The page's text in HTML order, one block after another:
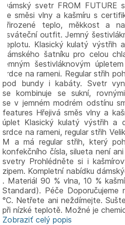
Dámský svetr FROM
ze směsi vlny a kašmíru s
přirozené teplo, měkkost a
i sváteční outfit. Jemný
teplotu. Klasický kulatý výstřih
dámského šatníku pro celou
jemným šestivláknovým
srdce na rameni. Regular střih
pod bundy i kabáty. Svetr
se kombinuje se sukní,
se v jemném modrém odstínu
features Hřejivá směs vlny a
úplet Klasický kulatý výstřih a
srdce na rameni, regular střih
M a má regular střih, který
konfekčního čísla, silueta není
svetry Prohlédněte si i
zipem. Kompletní nabídku
. Materiál 90 % vlna, 10 %
Standard). Péče
°C. Netřete ani neždímejte.
při nízké teplotě. Možné je
Zobraziť celý popis